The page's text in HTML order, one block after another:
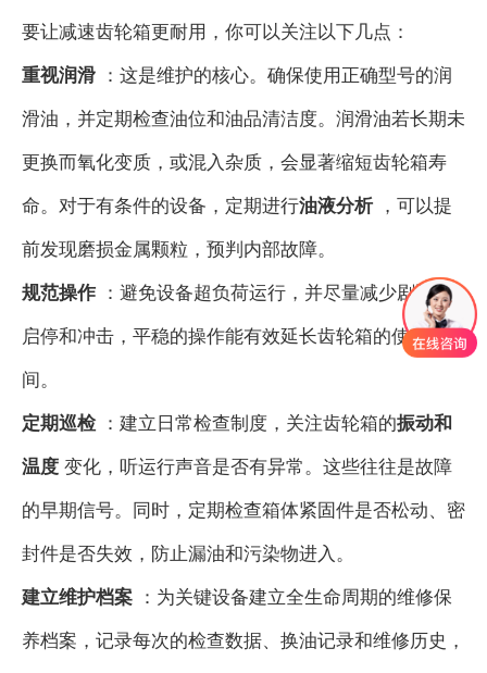
要让减速齿轮箱更耐用，你可以关注以下几点：
重视润滑：这是维护的核心。确保使用正确型号的润
滑油，并定期检查油位和油品清洁度。润滑油若长期未
更换而氧化变质，或混入杂质，会显著缩短齿轮箱寿
命。对于有条件的设备，定期进行油液分析，可以提
前发现磨损金属颗粒，预判内部故障。
规范操作：避免设备超负荷运行，并尽量减少剧烈的
启停和冲击，平稳的操作能有效延长齿轮箱的使用时
间。
定期巡检：建立日常检查制度，关注齿轮箱的振动和
温度变化，听运行声音是否有异常。这些往往是故障
的早期信号。同时，定期检查箱体紧固件是否松动、密
封件是否失效，防止漏油和污染物进入。
建立维护档案：为关键设备建立全生命周期的维修保
养档案，记录每次的检查数据、换油记录和维修历史，